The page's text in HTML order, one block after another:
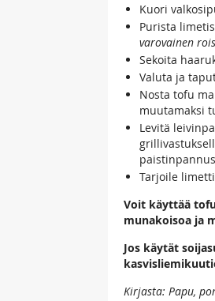
Kuori
Purista
varovainen
Sekoita
Valuta ja
Nosta tofu
muutamaksi
Levitä
Tarjoile
Voit käyttää
munakoisoa ja
Jos käytät
Kirjasta: Papu,